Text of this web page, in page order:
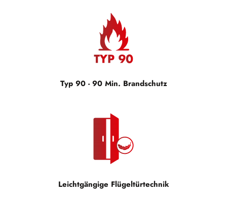
Typ 90 - 90 Min. Brandschutz
Leichtgängige Flügeltürtechnik